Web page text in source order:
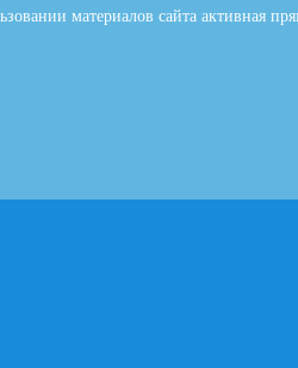
материалов сайта активная